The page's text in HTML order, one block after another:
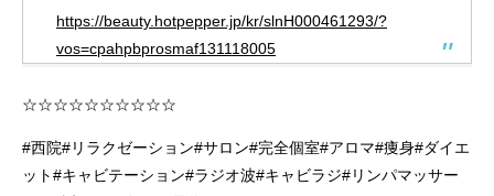
https://beauty.hotpepper.jp/kr/slnH000461293/?
vos=cpahpbprosmaf131118005
☆☆☆☆☆☆☆☆☆☆
#西院#リラクゼーション#サロン#完全個室#アロマ#痩身#ダイエ
ット#キャビテーション#ラジオ波#キャビラジ#リンパマッサー